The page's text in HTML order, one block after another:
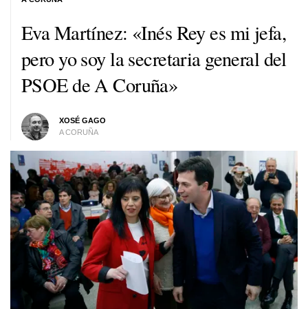
Eva Martínez: «Inés Rey es mi jefa,
pero yo soy la secretaria general del
PSOE de A Coruña»
XOSÉ GAGO
A CORUÑA